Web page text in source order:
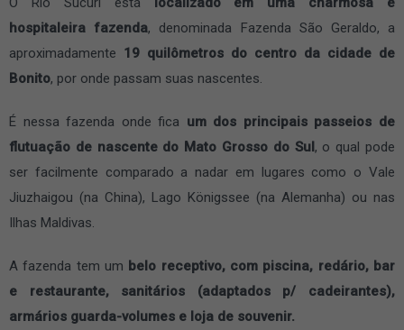
hospitaleira fazenda, denominada Fazenda São Geraldo, a
aproximadamente 19 quilômetros do centro da cidade de
Bonito, por onde passam suas nascentes.
É nessa fazenda onde fica um dos principais passeios de
flutuação de nascente do Mato Grosso do Sul, o qual pode
ser facilmente comparado a nadar em lugares como o Vale
Jiuzhaigou (na China), Lago Königssee (na Alemanha) ou nas
Ilhas Maldivas.
A fazenda tem um belo receptivo, com piscina, redário, bar
e restaurante, sanitários (adaptados p/ cadeirantes),
armários guarda-volumes e loja de souvenir.